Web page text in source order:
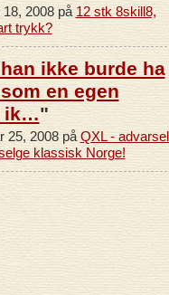
2008 på 12 stk 8skill8,
trykk?
ikke burde ha
en egen
ik…"
25, 2008 på QXL -
klassisk Norge!